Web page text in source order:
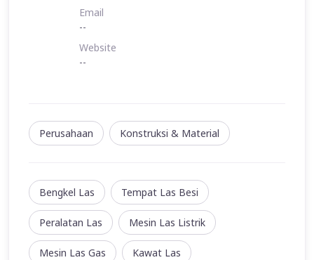
Email
--
Website
--
Perusahaan Konstruksi & Material
Bengkel Las Tempat Las Besi
Peralatan Las Mesin Las Listrik
Mesin Las Gas Kawat Las